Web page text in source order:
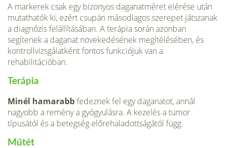
A markerek csak egy bizonyos daganat­méret elérése után
mutathatók ki, ezért csu­pán másodlagos szerepet játszanak
a diagnó­zis felállításában. A terápia során azonban
segítenek a daganat növekedésének megítélé­sében, és
kontrollvizsgálatként fontos funk­ciójuk van a
rehabilitációban.
Terápia
Minél hamarabbfedeznek fel egy daganatot, annál
nagyobb a remény a gyógyulásra. A kezelés a tumor
típusától és a betegség elő­rehaladottságától függ.
Műtét